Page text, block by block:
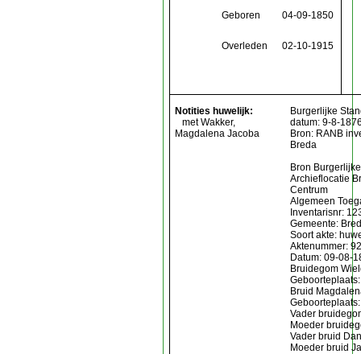
Geboren 04-09-1850
Overleden 02-10-1915
Notities huwelijk:
met Wakker,
Magdalena Jacoba
Burgerlijke
datum: 9-8-
Bron: RANB
Breda
Bron
Archieflocatie
Centrum
Algemeen
Inventarisnr:
Gemeente:
Soort akte:
Aktenummer: 92
Datum: 09-08-
Bruidegom
Bruid
Vader
Moeder
Vader bruid
Moeder bruid